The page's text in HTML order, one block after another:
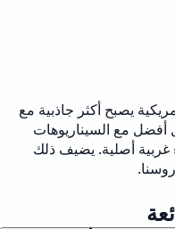
يصبح أكثر جاذبية مع
أفضل مع السيناريوهات
غربية أصلية. يضيف ذلك